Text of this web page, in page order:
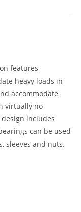
features
heavy loads in
accommodate
virtually no
includes
can be used
sleeves and nuts.